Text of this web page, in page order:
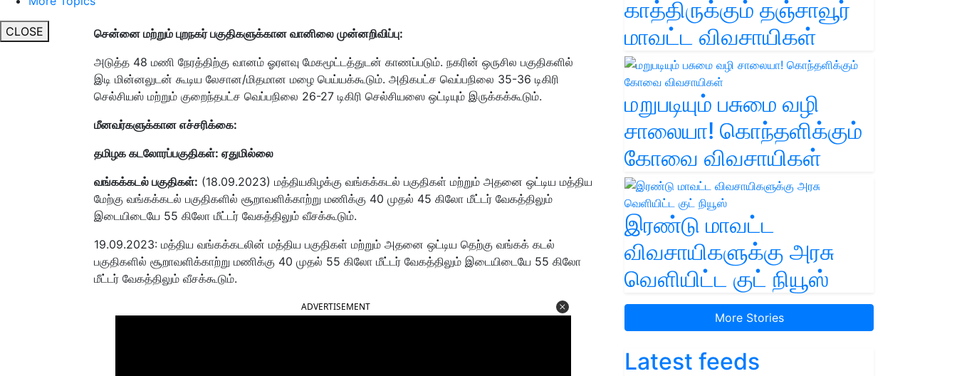
CLOSE
சென்னை மற்றும் புறநகர் பகுதிகளுக்கான வானிலை முன்னறிவிப்பு:
அடுத்த 48 மணி நேரத்திற்கு வானம் ஓரளவு மேகமூட்டத்துடன் காணப்படும். நகரின் ஒருசில பகுதிகளில்
இடி மின்னலுடன் கூடிய லேசான/மிதமான மழை பெய்யக்கூடும். அதிகபட்ச வெப்பநிலை 35-36 டிகிரி
செல்சியஸ் மற்றும் குறைந்தபட்ச வெப்பநிலை 26-27 டிகிரி செல்சியஸை ஒட்டியும் இருக்கக்கூடும்.
மீனவர்களுக்கான எச்சரிக்கை:
தமிழக கடலோரப்பகுதிகள்: ஏதுமில்லை
வங்கக்கடல் பகுதிகள்: (18.09.2023) மத்தியகிழக்கு வங்கக்கடல் பகுதிகள் மற்றும் அதனை ஒட்டிய மத்திய
மேற்கு வங்கக்கடல் பகுதிகளில் சூறாவளிக்காற்று மணிக்கு 40 முதல் 45 கிலோ மீட்டர் வேகத்திலும்
இடையிடையே 55 கிலோ மீட்டர் வேகத்திலும் வீசக்கூடும்.
19.09.2023: மத்திய வங்கக்கடலின் மத்திய பகுதிகள் மற்றும் அதனை ஒட்டிய தெற்கு வங்கக் கடல்
பகுதிகளில் சூறாவளிக்காற்று மணிக்கு 40 முதல் 55 கிலோ மீட்டர் வேகத்திலும் இடையிடையே 55 கிலோ
மீட்டர் வேகத்திலும் வீசக்கூடும்.
ADVERTISEMENT
காத்திருக்கும் தஞ்சாவூர்
மாவட்ட விவசாயிகள்
மறுபடியும் பசுமை வழி
சாலையா! கொந்தளிக்கும்
கோவை விவசாயிகள்
இரண்டு மாவட்ட
விவசாயிகளுக்கு அரசு
வெளியிட்ட குட் நியூஸ்
More Stories
Latest feeds